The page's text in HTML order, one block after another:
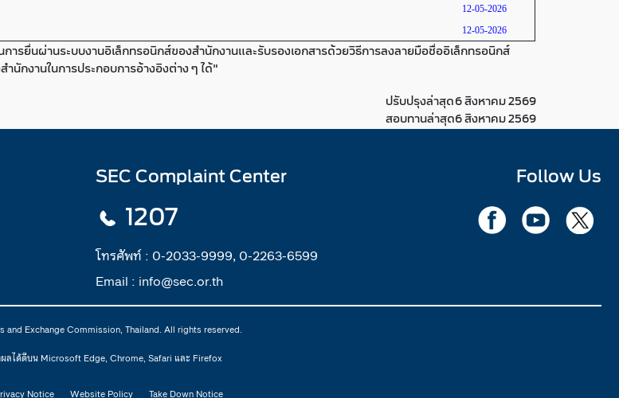
12-05-2026
12-05-2026
ยื่นผ่านระบบงานอิเล็กทรอนิกส์ของสำนักงานและรับรองเอกสารด้วยวิธีการลงลายมือชื่ออิเล็กทรอนิกส์
นักงานในการประกอบการอ้างอิงต่าง ๆ ได้"
ปรับปรุงล่าสุด6 สิงหาคม 2569
สอบทานล่าสุด6 สิงหาคม 2569
SEC Complaint Center
1207
โทรศัพท์ : 0-2033-9999, 0-2263-6599
Email : info@sec.or.th
Follow Us
and Exchange Commission, Thailand. All rights reserved.
ผลได้ดีบน Microsoft Edge, Chrome, Safari และ Firefox
Notice Website Policy Take Down Notice